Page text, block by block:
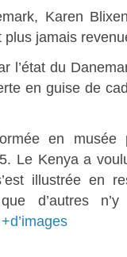
Karen
plus jamais
l’état du
en guise de
en
Le Kenya a
illustrée en
d’autres
+d’images